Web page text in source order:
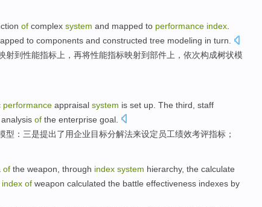
of complex system and mapped to performance index
to components and constructed tree modeling in turn
射到性能指标 上， 再将性能指标映射到部件 上， 依次构成树状模
performance appraisal system is set up . The third staff
analysis of the enterprise goal
型 ： 三是提出了 用企业目标分解法来设定员工绩效考评指标 ；
of the weapon, through index system hierarchy, the calculate
index of weapon calculated the battle effectiveness indexes by